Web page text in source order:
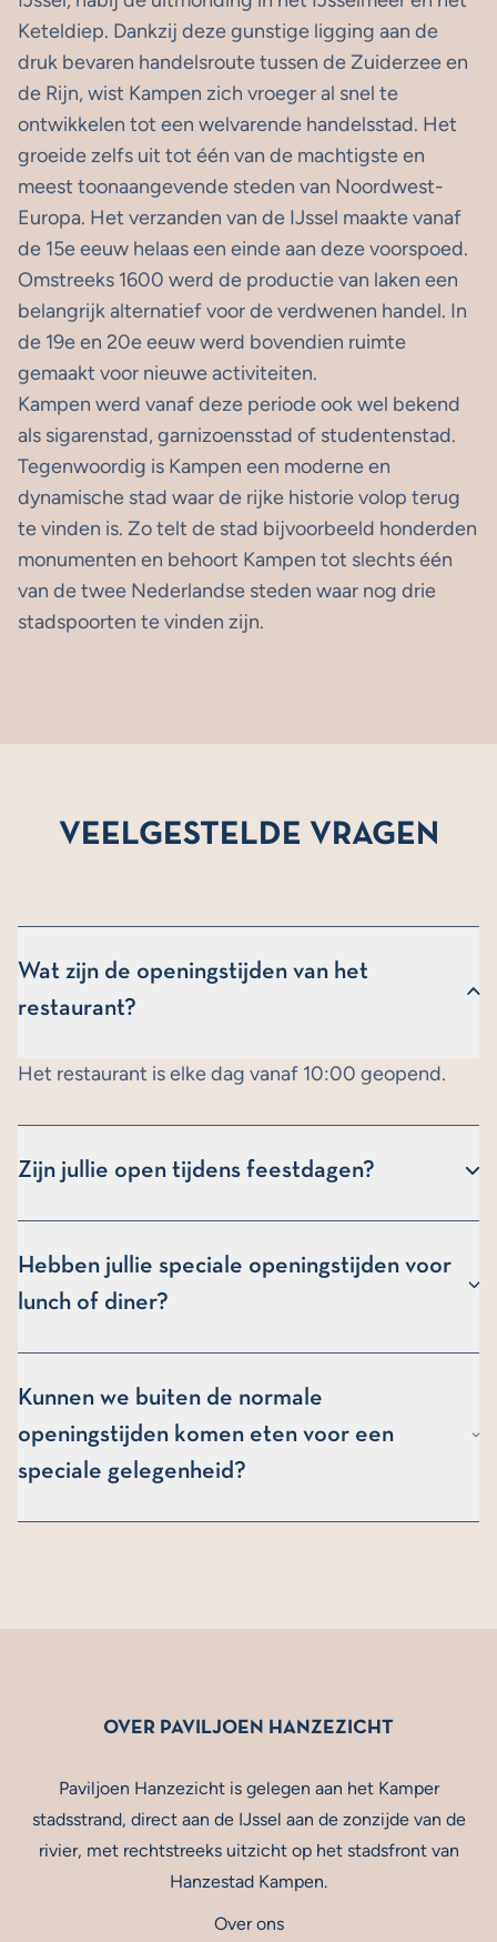
Keteldiep. Dankzij deze gunstige ligging aan de
druk bevaren handelsroute tussen de Zuiderzee en
de Rijn, wist Kampen zich vroeger al snel te
ontwikkelen tot een welvarende handelsstad. Het
groeide zelfs uit tot één van de machtigste en
meest toonaangevende steden van Noordwest-
Europa. Het verzanden van de IJssel maakte vanaf
de 15e eeuw helaas een einde aan deze voorspoed.
Omstreeks 1600 werd de productie van laken een
belangrijk alternatief voor de verdwenen handel. In
de 19e en 20e eeuw werd bovendien ruimte
gemaakt voor nieuwe activiteiten.
Kampen werd vanaf deze periode ook wel bekend
als sigarenstad, garnizoensstad of studentenstad.
Tegenwoordig is Kampen een moderne en
dynamische stad waar de rijke historie volop terug
te vinden is. Zo telt de stad bijvoorbeeld honderden
monumenten en behoort Kampen tot slechts één
van de twee Nederlandse steden waar nog drie
stadspoorten te vinden zijn.
VEELGESTELDE VRAGEN
Wat zijn de openingstijden van het
restaurant?
Het restaurant is elke dag vanaf 10:00 geopend.
Zijn jullie open tijdens feestdagen?
voor binnen!
Hebben jullie speciale openingstijden voor
lunch of diner?
wij lunch en diner serveren!
Kunnen we buiten de normale
openingstijden komen eten voor een
speciale gelegenheid?
OVER PAVILJOEN HANZEZICHT
Paviljoen Hanzezicht is gelegen aan het Kamper
stadsstrand, direct aan de IJssel aan de zonzijde van de
rivier, met rechtstreeks uitzicht op het stadsfront van
Hanzestad Kampen.
Over ons